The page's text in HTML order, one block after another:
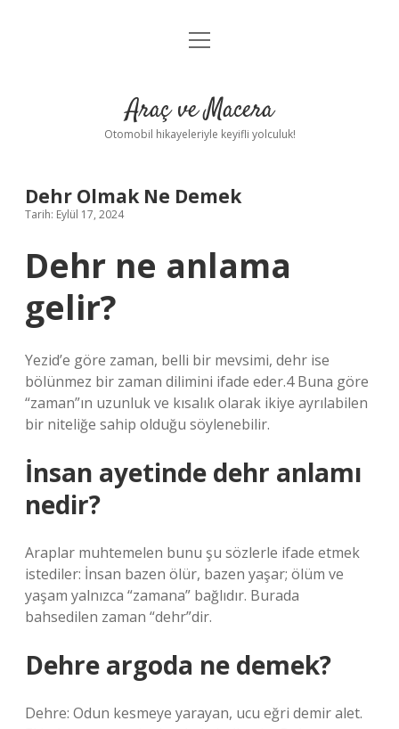
Anasayfa
Yasal Uyarı
menüyü
Araç ve Macera
Otomobil hikayeleriyle keyifli yolculuk!
Dehr Olmak Ne Demek
Tarih: Eylül 17, 2024
Dehr ne anlama
gelir?
Yezid’e göre zaman, belli bir mevsimi, dehr ise
bölünmez bir zaman dilimini ifade eder.4 Buna göre
“zaman”ın uzunluk ve kısalık olarak ikiye ayrılabilen
bir niteliğe sahip olduğu söylenebilir.
İnsan ayetinde dehr anlamı
nedir?
Araplar muhtemelen bunu şu sözlerle ifade etmek
istediler: İnsan bazen ölür, bazen yaşar; ölüm ve
yaşam yalnızca “zamana” bağlıdır. Burada
bahsedilen zaman “dehr”dir.
Dehre argoda ne demek?
Dehre: Odun kesmeye yarayan, ucu eğri demir alet.